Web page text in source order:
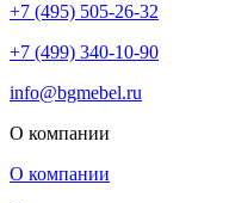
+7 (495) 505-26-32
+7 (499) 340-10-90
info@bgmebel.ru
О компании
О компании